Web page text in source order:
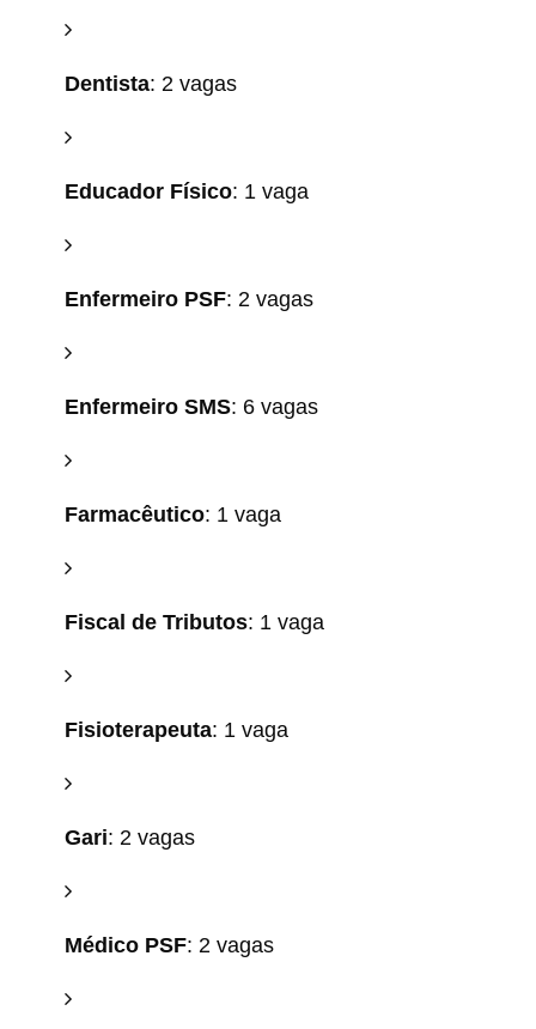
Dentista: 2 vagas
Educador Físico: 1 vaga
Enfermeiro PSF: 2 vagas
Enfermeiro SMS: 6 vagas
Farmacêutico: 1 vaga
Fiscal de Tributos: 1 vaga
Fisioterapeuta: 1 vaga
Gari: 2 vagas
Médico PSF: 2 vagas